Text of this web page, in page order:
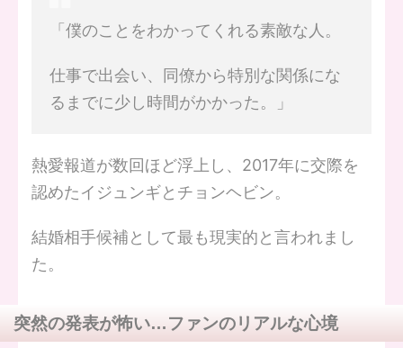
「僕のことをわかってくれる素敵な人。
仕事で出会い、同僚から特別な関係にな
るまでに少し時間がかかった。」
熱愛報道が数回ほど浮上し、2017年に交際を
認めたイジュンギとチョンヘビン。
結婚相手候補として最も現実的と言われまし
た。
突然の発表が怖い…ファンのリアルな心境